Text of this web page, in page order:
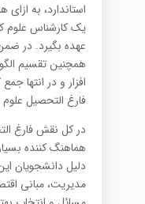
استاندارد، به ازاي
يک کارشناس علوم
عهده بگيرد. در
همچنين تقسيم
افزار و در انتها
فارغ التحصيل
در کل نقش فارغ
هماهنگ کننده
دليل دانشجويان
مديريت، مباني